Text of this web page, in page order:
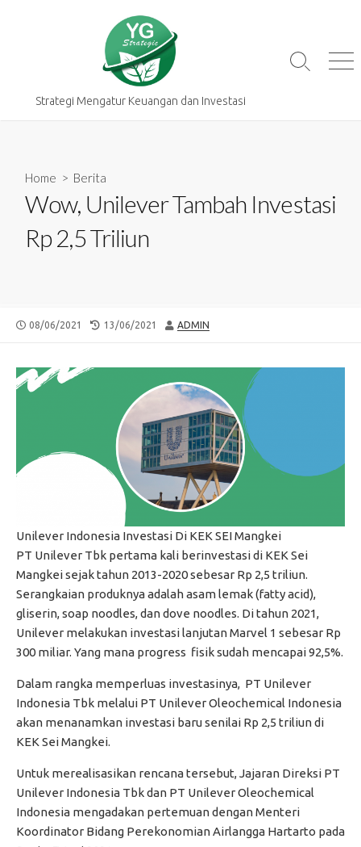
Strategi Mengatur Keuangan dan Investasi
Search
Home > Berita
Wow, Unilever Tambah Investasi
Rp 2,5 Triliun
PUBLISHED
08/06/2021
LAST
13/06/2021 AUTHOR
ADMIN
Unilever Indonesia Investasi Di KEK SEI Mangkei
PT Unilever Tbk pertama kali berinvestasi di KEK Sei
Mangkei sejak tahun 2013-2020 sebesar Rp 2,5 triliun.
Serangkaian produknya adalah asam lemak (fatty acid),
gliserin, soap noodles, dan dove noodles. Di tahun 2021,
Unilever melakukan investasi lanjutan Marvel 1 sebesar Rp
300 miliar. Yang mana progress fisik sudah mencapai 92,5%.
Dalam rangka memperluas investasinya, PT Unilever
Indonesia Tbk melalui PT Unilever Oleochemical Indonesia
akan menanamkan investasi baru senilai Rp 2,5 triliun di
KEK Sei Mangkei.
Untuk merealisasikan rencana tersebut, Jajaran Direksi PT
Unilever Indonesia Tbk dan PT Unilever Oleochemical
Indonesia mengadakan pertemuan dengan Menteri
Koordinator Bidang Perekonomian Airlangga Hartarto pada